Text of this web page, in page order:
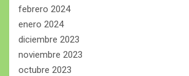
febrero 2024
enero 2024
diciembre 2023
noviembre 2023
octubre 2023